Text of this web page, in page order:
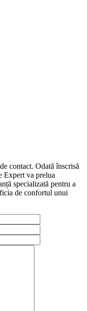
contact. Odată înscrisă
Expert va prelua
specializată pentru a
de confortul unui